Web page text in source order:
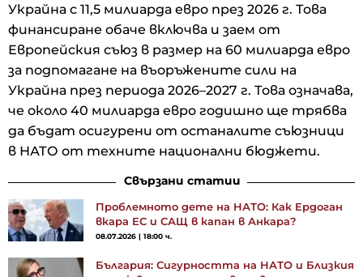
Украйна с 11,5 милиарда евро през 2026 г. Това
финансиране обаче включва и заем от
Европейския съюз в размер на 60 милиарда евро
за подпомагане на въоръжените сили на
Украйна през периода 2026–2027 г. Това означава,
че около 40 милиарда евро годишно ще трябва
да бъдат осигурени от останалите съюзници
в НАТО от техните национални бюджети.
Свързани статии
Проблемното дете на НАТО: Как Ердоган
вкара ЕС и САЩ в капан в Анкара?
08.07.2026 | 18:00 ч.
България: Сигурността на НАТО и Близкия